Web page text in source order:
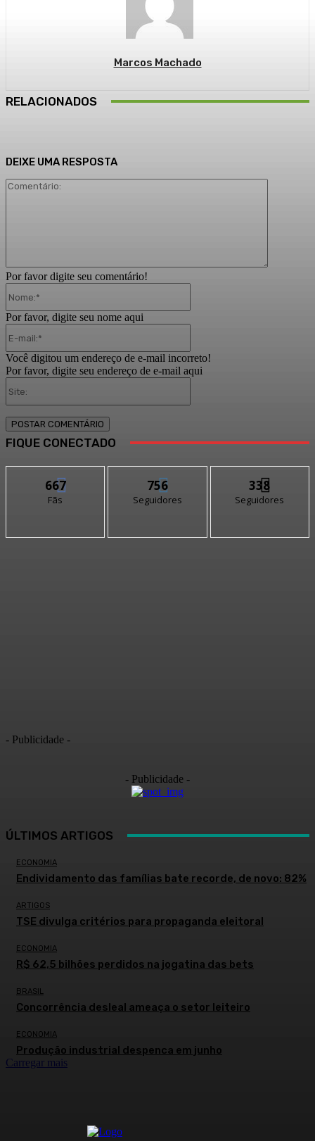
Marcos Machado
RELACIONADOS
DEIXE UMA RESPOSTA
Por favor digite seu comentário!
Por favor, digite seu nome aqui
Você digitou um endereço de e-mail incorreto!
Por favor, digite seu endereço de e-mail aqui
FIQUE CONECTADO
667
Fãs
756
Seguidores
338
Seguidores
- Publicidade -
- Publicidade -
ÚLTIMOS ARTIGOS
ECONOMIA
Endividamento das famílias bate recorde, de novo: 82%
ARTIGOS
TSE divulga critérios para propaganda eleitoral
ECONOMIA
R$ 62,5 bilhões perdidos na jogatina das bets
BRASIL
Concorrência desleal ameaça o setor leiteiro
ECONOMIA
Produção industrial despenca em junho
Carregar mais